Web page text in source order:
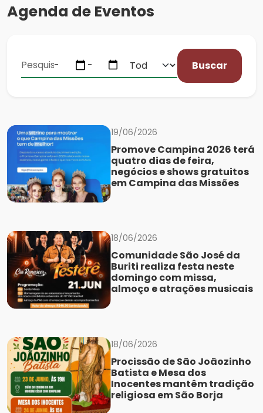
Agenda de Eventos
Buscar
19/06/2026
Promove Campina 2026 terá
quatro dias de feira,
negócios e shows gratuitos
em Campina das Missões
18/06/2026
Comunidade São José da
Buriti realiza festa neste
domingo com missa,
almoço e atrações musicais
18/06/2026
Procissão de São Joãozinho
Batista e Mesa dos
Inocentes mantêm tradição
religiosa em São Borja